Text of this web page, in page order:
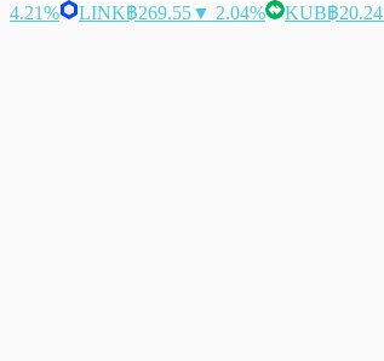
4.21%
LINK฿269.55▼ 2.04% KUB฿20.24